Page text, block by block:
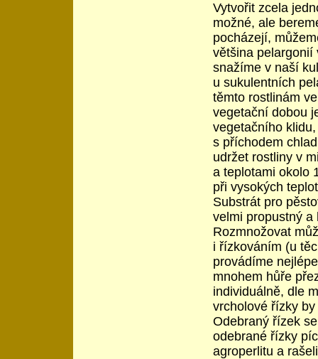
Vytvořit zcela
možné, ale
pocházejí,
většina pelargonií
snažíme v naší
u sukulentních
těmto rostlinám
vegetační dobou
vegetačního
s příchodem
udržet rostliny v
a teplotami okolo
při vysokých
Substrát pro
velmi propustný a
Rozmnožovat
i řízkováním (u
provádíme
mnohem hůře
individuálně, dle
vrcholové řízky
Odebraný řízek
odebrané řízky
agroperlitu a